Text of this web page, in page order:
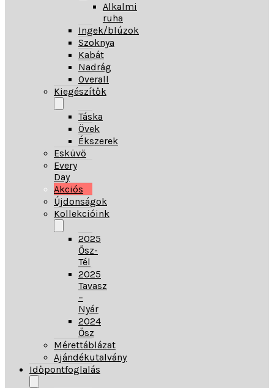
Alkalmi
ruha
Ingek/blúzok
Szoknya
Kabát
Nadrág
Overall
Kiegészítők
Táska
Övek
Ékszerek
Esküvő
Every
Day
Akciós
Újdonságok
Kollekcióink
2025
Ősz-
Tél
2025
Tavasz
–
Nyár
2024
Ősz
Mérettáblázat
Ajándékutalvány
Időpontfoglalás